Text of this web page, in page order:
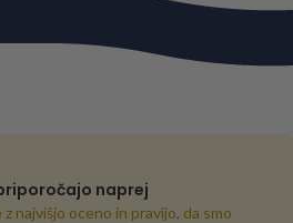
naprej
najvišjo oceno in pravijo, da smo